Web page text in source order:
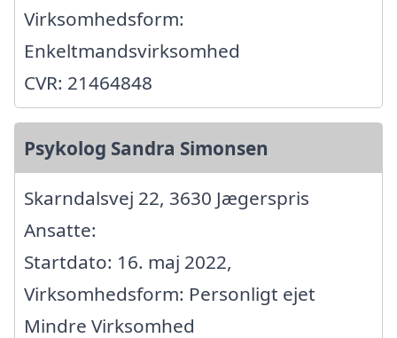
Virksomhedsform:
Enkeltmandsvirksomhed
CVR: 21464848
Psykolog Sandra Simonsen
Skarndalsvej 22, 3630 Jægerspris
Ansatte:
Startdato: 16. maj 2022,
Virksomhedsform: Personligt ejet
Mindre Virksomhed